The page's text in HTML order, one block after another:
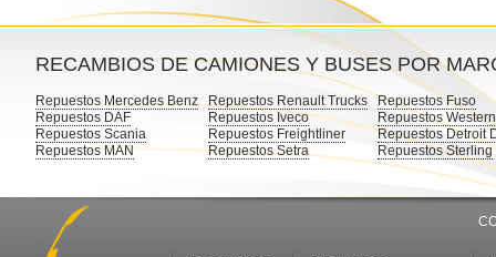
RECAMBIOS DE CAMIONES Y BUSES POR
Repuestos Mercedes Benz
Repuestos DAF
Repuestos Scania
Repuestos MAN
Repuestos Renault Trucks
Repuestos Iveco
Repuestos Freightliner
Repuestos Setra
Repuestos Fuso
Repuestos
Repuestos Detroit
Repuestos Sterling